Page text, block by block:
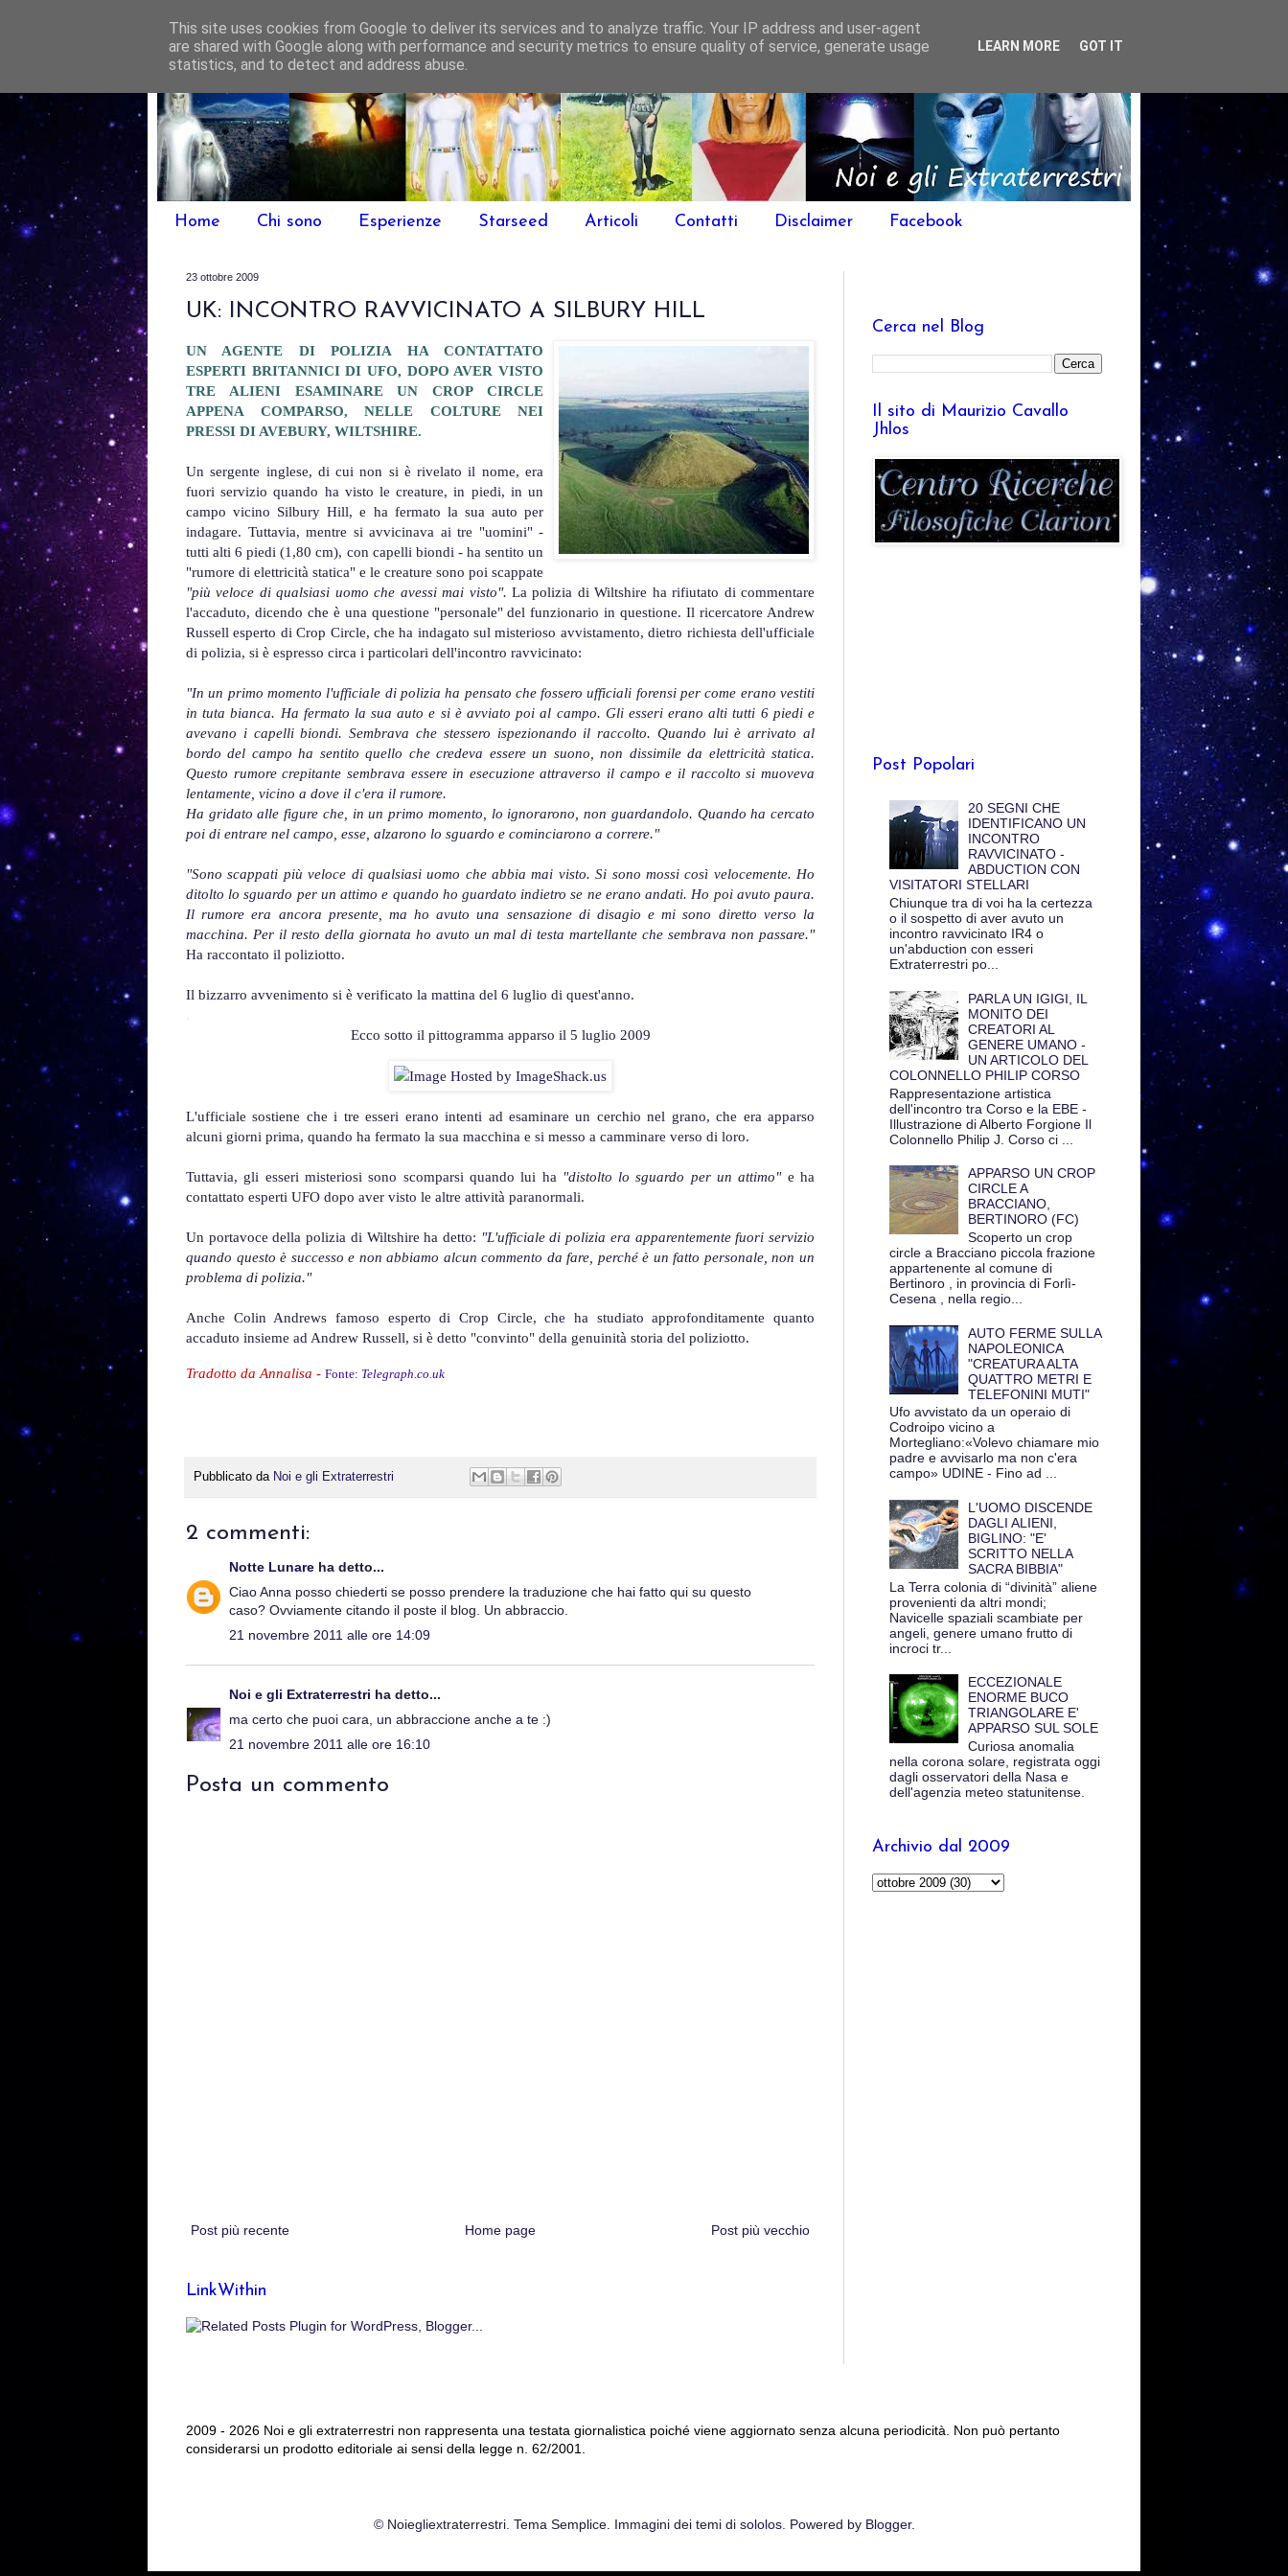
Home Chi sono Esperienze Starseed Articoli Contatti Disclaimer Facebook
23 ottobre 2009
UK: INCONTRO RAVVICINATO A SILBURY HILL
UN AGENTE DI POLIZIA HA CONTATTATO
ESPERTI BRITANNICI DI UFO, DOPO AVER VISTO
TRE ALIENI ESAMINARE UN CROP CIRCLE
APPENA COMPARSO, NELLE COLTURE NEI
PRESSI DI AVEBURY, WILTSHIRE.
Un sergente inglese, di cui non si è rivelato il nome, era
fuori servizio quando ha visto le creature, in piedi, in un
campo vicino Silbury Hill, e ha fermato la sua auto per
indagare. Tuttavia, mentre si avvicinava ai tre "uomini" -
tutti alti 6 piedi (1,80 cm), con capelli biondi - ha sentito un
"rumore di elettricità statica" e le creature sono poi scappate
"più veloce di qualsiasi uomo che avessi mai visto". La polizia di Wiltshire ha rifiutato di commentare
l'accaduto, dicendo che è una questione "personale" del funzionario in questione. Il ricercatore Andrew
Russell esperto di Crop Circle, che ha indagato sul misterioso avvistamento, dietro richiesta dell'ufficiale
di polizia, si è espresso circa i particolari dell'incontro ravvicinato:
"In un primo momento l'ufficiale di polizia ha pensato che fossero ufficiali forensi per come erano vestiti
in tuta bianca. Ha fermato la sua auto e si è avviato poi al campo. Gli esseri erano alti tutti 6 piedi e
avevano i capelli biondi. Sembrava che stessero ispezionando il raccolto. Quando lui è arrivato al
bordo del campo ha sentito quello che credeva essere un suono, non dissimile da elettricità statica.
Questo rumore crepitante sembrava essere in esecuzione attraverso il campo e il raccolto si muoveva
lentamente, vicino a dove il c'era il rumore.
Ha gridato alle figure che, in un primo momento, lo ignorarono, non guardandolo. Quando ha cercato
poi di entrare nel campo, esse, alzarono lo sguardo e cominciarono a correre."
"Sono scappati più veloce di qualsiasi uomo che abbia mai visto. Si sono mossi così velocemente. Ho
ditolto lo sguardo per un attimo e quando ho guardato indietro se ne erano andati. Ho poi avuto paura.
Il rumore era ancora presente, ma ho avuto una sensazione di disagio e mi sono diretto verso la
macchina. Per il resto della giornata ho avuto un mal di testa martellante che sembrava non passare."
Ha raccontato il poliziotto.
Il bizzarro avvenimento si è verificato la mattina del 6 luglio di quest'anno.
.
Ecco sotto il pittogramma apparso il 5 luglio 2009
L'ufficiale sostiene che i tre esseri erano intenti ad esaminare un cerchio nel grano, che era apparso
alcuni giorni prima, quando ha fermato la sua macchina e si messo a camminare verso di loro.
Tuttavia, gli esseri misteriosi sono scomparsi quando lui ha "distolto lo sguardo per un attimo"e ha
contattato esperti UFO dopo aver visto le altre attività paranormali.
Un portavoce della polizia di Wiltshire ha detto: "L'ufficiale di polizia era apparentemente fuori servizio
quando questo è successo e non abbiamo alcun commento da fare, perché è un fatto personale, non un
problema di polizia."
Anche Colin Andrews famoso esperto di Crop Circle, che ha studiato approfonditamente quanto
accaduto insieme ad Andrew Russell, si è detto "convinto" della genuinità storia del poliziotto.
Tradotto da Annalisa - Fonte: Telegraph.co.uk
Pubblicato da Noi e gli Extraterrestri
2 commenti:
Notte Lunare ha detto...
Ciao Anna posso chiederti se posso prendere la traduzione che hai fatto qui su questo
caso? Ovviamente citando il poste il blog. Un abbraccio.
21 novembre 2011 alle ore 14:09
Noi e gli Extraterrestri ha detto...
ma certo che puoi cara, un abbraccione anche a te :)
21 novembre 2011 alle ore 16:10
Posta un commento
Post più recente Post più vecchio
Home page
LinkWithin
Cerca nel Blog
Il sito di Maurizio Cavallo
Jhlos
Post Popolari
20 SEGNI CHE
IDENTIFICANO UN
INCONTRO
RAVVICINATO -
ABDUCTION CON
VISITATORI STELLARI
Chiunque tra di voi ha la certezza
o il sospetto di aver avuto un
incontro ravvicinato IR4 o
un'abduction con esseri
Extraterrestri po...
PARLA UN IGIGI, IL
MONITO DEI
CREATORI AL
GENERE UMANO -
UN ARTICOLO DEL
COLONNELLO PHILIP CORSO
Rappresentazione artistica
dell'incontro tra Corso e la EBE -
Illustrazione di Alberto Forgione Il
Colonnello Philip J. Corso ci ...
APPARSO UN CROP
CIRCLE A
BRACCIANO,
BERTINORO (FC)
Scoperto un crop
circle a Bracciano piccola frazione
appartenente al comune di
Bertinoro , in provincia di Forlì-
Cesena , nella regio...
AUTO FERME SULLA
NAPOLEONICA
"CREATURA ALTA
QUATTRO METRI E
TELEFONINI MUTI"
Ufo avvistato da un operaio di
Codroipo vicino a
Mortegliano:«Volevo chiamare mio
padre e avvisarlo ma non c'era
campo» UDINE - Fino ad ...
L'UOMO DISCENDE
DAGLI ALIENI,
BIGLINO: "E'
SCRITTO NELLA
SACRA BIBBIA"
La Terra colonia di “divinità” aliene
provenienti da altri mondi;
Navicelle spaziali scambiate per
angeli, genere umano frutto di
incroci tr...
ECCEZIONALE
ENORME BUCO
TRIANGOLARE E'
APPARSO SUL SOLE
Curiosa anomalia
nella corona solare, registrata oggi
dagli osservatori della Nasa e
dell'agenzia meteo statunitense.
Archivio dal 2009
2009 - 2026 Noi e gli extraterrestri non rappresenta una testata giornalistica poiché viene aggiornato senza alcuna periodicità. Non può pertanto
considerarsi un prodotto editoriale ai sensi della legge n. 62/2001.
© Noiegliextraterrestri. Tema Semplice. Immagini dei temi di sololos. Powered by Blogger.
This site uses cookies from Google to deliver its services and to analyze traffic. Your IP address and user-agent
are shared with Google along with performance and security metrics to ensure quality of service, generate usage
statistics, and to detect and address abuse.
LEARN MORE GOT IT